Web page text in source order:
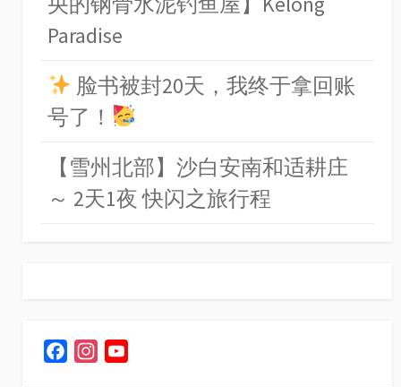
Paradise
脸书被封20天，我终于拿回账
号了！
【雪州北部】沙白安南和适耕庄
～ 2天1夜 快闪之旅行程